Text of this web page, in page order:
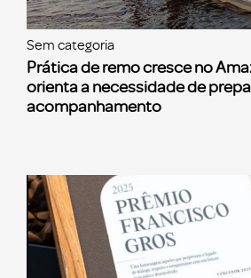
Sem categoria
Prática de remo cresce no
orienta a necessidade de
acompanhamento